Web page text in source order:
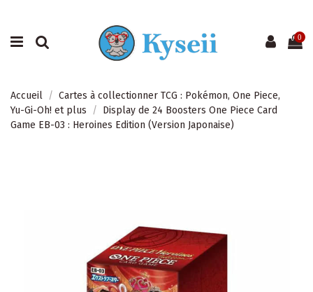
0
Accueil
Cartes à collectionner TCG : Pokémon, One Piece,
Yu-Gi-Oh! et plus
Display de 24 Boosters One Piece Card
Game EB-03 : Heroines Edition (Version Japonaise)